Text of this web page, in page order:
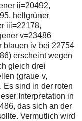
ii=20492,
hellgrüner
iii=22178,
v=23486
blauen iv bei 22754
erscheint wegen
gleich drei
(graue v,
Es sind in der roten
Interpretation in
das sich an der
Vermutlich wird